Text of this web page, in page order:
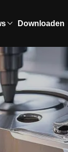
Downloaden